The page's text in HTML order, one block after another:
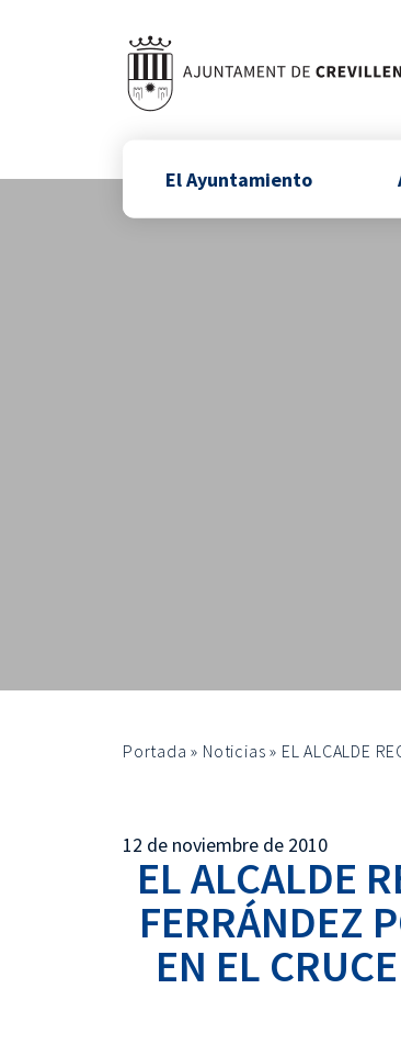
El Ayuntamiento
Portada » Noticias » EL ALCALDE
12 de noviembre de 2010
EL ALCALDE
FERRÁNDEZ
EN EL